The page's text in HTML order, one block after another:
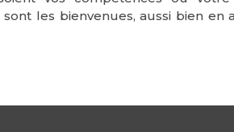
les bienvenues, aussi bien en